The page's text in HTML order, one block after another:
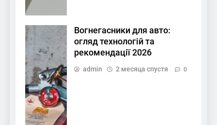
Вогнегасники для авто:
огляд технологій та
рекомендації 2026
admin 2 месяца спустя 0